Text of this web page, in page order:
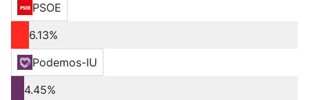
PSOE
6.13%
Podemos-IU
4.45%